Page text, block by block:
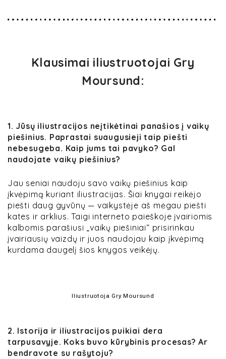
Klausimai iliustruotojai Gry
Moursund:
1. Jūsų iliustracijos neįtikėtinai panašios į vaikų
piešinius. Paprastai suaugusieji taip piešti
nebesugeba. Kaip jums tai pavyko? Gal
naudojate vaikų piešinius?
Jau seniai naudoju savo vaikų piešinius kaip
įkvėpimą kuriant iliustracijas. Šiai knygai reikėjo
piešti daug gyvūnų — vaikystėje aš mėgau piešti
kates ir arklius. Taigi interneto paieškoje įvairiomis
kalbomis parašiusi „vaikų piešiniai“ prisirinkau
įvairiausių vaizdų ir juos naudojau kaip įkvėpimą
kurdama daugelį šios knygos veikėjų.
Iliustruotoja Gry Moursund
2. Istorija ir iliustracijos puikiai dera
tarpusavyje. Koks buvo kūrybinis procesas? Ar
bendravote su rašytoju?